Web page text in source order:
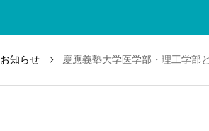
お知らせ 慶應義塾大学医学部・理工学部